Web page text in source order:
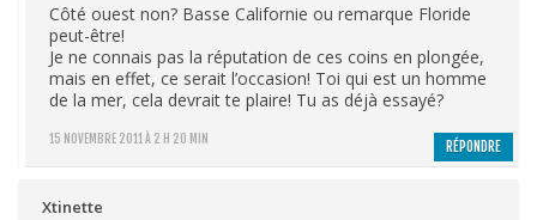
15 NOVEMBRE 2011 À 2 H 20 MIN
Côté ouest non? Basse Californie ou remarque Floride
peut-être!
Je ne connais pas la réputation de ces coins en plongée,
mais en effet, ce serait l’occasion! Toi qui est un homme
de la mer, cela devrait te plaire! Tu as déjà essayé?
RÉPONDRE
Xtinette